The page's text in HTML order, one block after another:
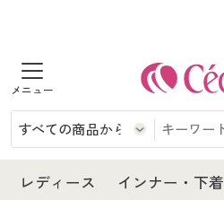
商品を探す
レディース
インナー・下着
レディース インナー・下着
レディース
レディース通販すべて
レディースファッション
インナー・下着
インナー・下着通販すべて
メンズ